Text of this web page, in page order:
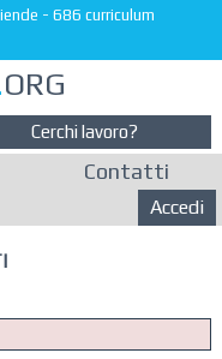
- 686 curriculum
ORG
Cerchi lavoro?
Contatti
Accedi